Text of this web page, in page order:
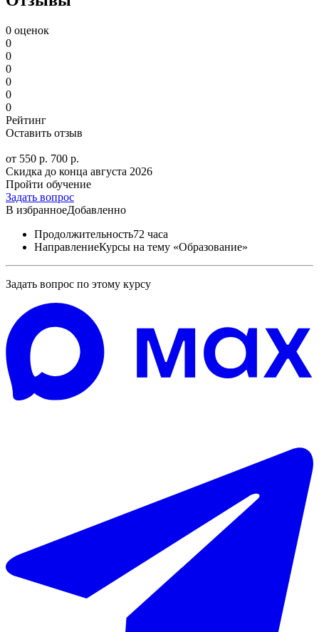
0 оценок
0
0
0
0
0
0
Рейтинг
Оставить отзыв
от 550 р. 700 р.
Скидка до конца августа 2026
Пройти обучение
Задать вопрос
В избранноеДобавленно
Продолжительность72 часа
НаправлениеКурсы на тему «Образование»
Задать вопрос по этому курсу